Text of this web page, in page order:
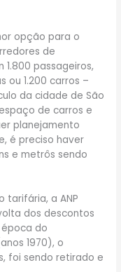
opção para o
de
passageiros,
ou 1.200 carros –
da cidade de São
de carros e
planejamento
é preciso haver
e metrôs sendo
tarifária, a ANP
dos descontos
do
1970), o
foi sendo retirado e